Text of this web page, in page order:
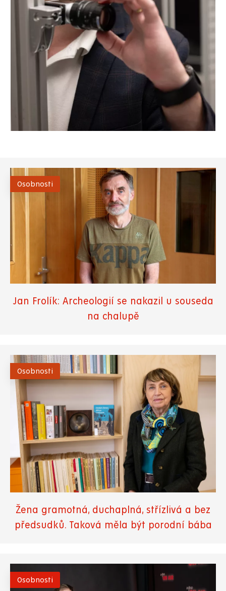
Osobnosti
Jan Frolík: Archeologií se nakazil u souseda
na chalupě
Osobnosti
Žena gramotná, duchaplná, střízlivá a bez
předsudků. Taková měla být porodní bába
Osobnosti